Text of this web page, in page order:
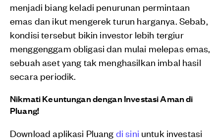
menjadi biang keladi penurunan permintaan
emas dan ikut mengerek turun harganya. Sebab,
kondisi tersebut bikin investor lebih tergiur
menggenggam obligasi dan mulai melepas emas,
sebuah aset yang tak menghasilkan imbal hasil
secara periodik.
Nikmati Keuntungan dengan Investasi Aman di
Pluang!
Download aplikasi Pluang di sini untuk investasi